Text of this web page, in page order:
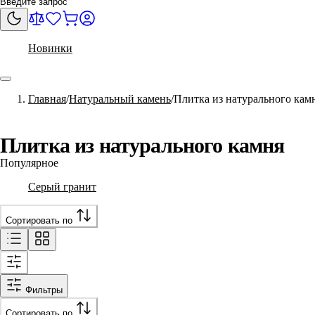
Новинки
Главная Натуральный камень Плитка из натурального
Плитка из натурального камня
Популярное
Серый гранит
Сортировать по
Фильтры